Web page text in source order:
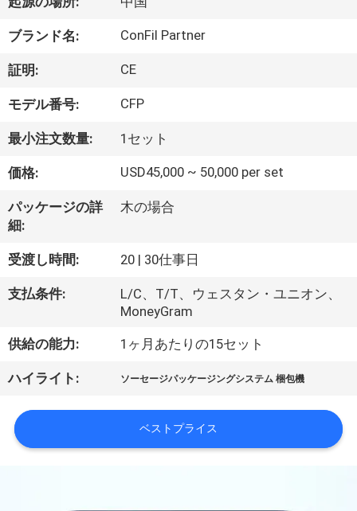
ト
ビ
デ
私
つ
い
て
工
ブランド名: ConFil Partner
証明: CE
モデル番号: CFP
最小注文数量: 1セット
価格: USD45,000 ~ 50,000 per set
パッケージの詳
細:
木の場合
受渡し時間: 20 | 30仕事日
支払条件:
L/C、T/T、ウェスタン・ユニオン、
MoneyGram
供給の能力: 1ヶ月あたりの15セット
ハイライト: ソーセージパッケージングシステム 梱包機
ベストプライス